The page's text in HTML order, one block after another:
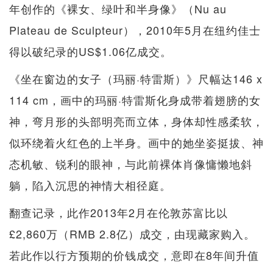
年创作的《裸女、绿叶和半身像》（Nu au
Plateau de Sculpteur），2010年5月在纽约佳士
得以破纪录的US$1.06亿成交。
《坐在窗边的女子（玛丽·特雷斯）》尺幅达146 x
114 cm，画中的玛丽·特雷斯化身成带着翅膀的女
神，弯月形的头部明亮而立体，身体却性感柔软，
似环绕着火红色的上半身。画中的她坐姿挺拔、神
态机敏、锐利的眼神，与此前裸体肖像慵懒地斜
躺，陷入沉思的神情大相径庭。
翻查记录，此作2013年2月在伦敦苏富比以
£2,860万（RMB 2.8亿）成交，由现藏家购入。
若此作以行方预期的价钱成交，意即在8年间升值